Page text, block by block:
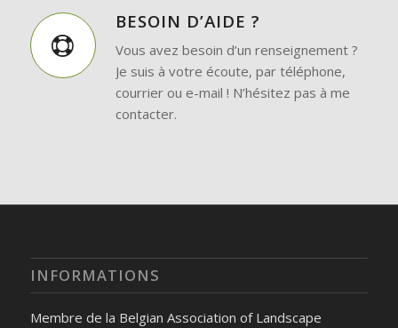
BESOIN D’AIDE ?
Vous avez besoin d’un renseignement ?
Je suis à votre écoute, par téléphone,
courrier ou e-mail ! N’hésitez pas à me
contacter.
INFORMATIONS
Membre de la Belgian Association of Landscape